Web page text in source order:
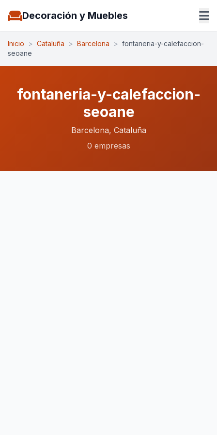
Decoración y Muebles
Inicio > Cataluña > Barcelona > fontaneria-y-calefaccion-
seoane
fontaneria-y-calefaccion-
seoane
Barcelona, Cataluña
0 empresas